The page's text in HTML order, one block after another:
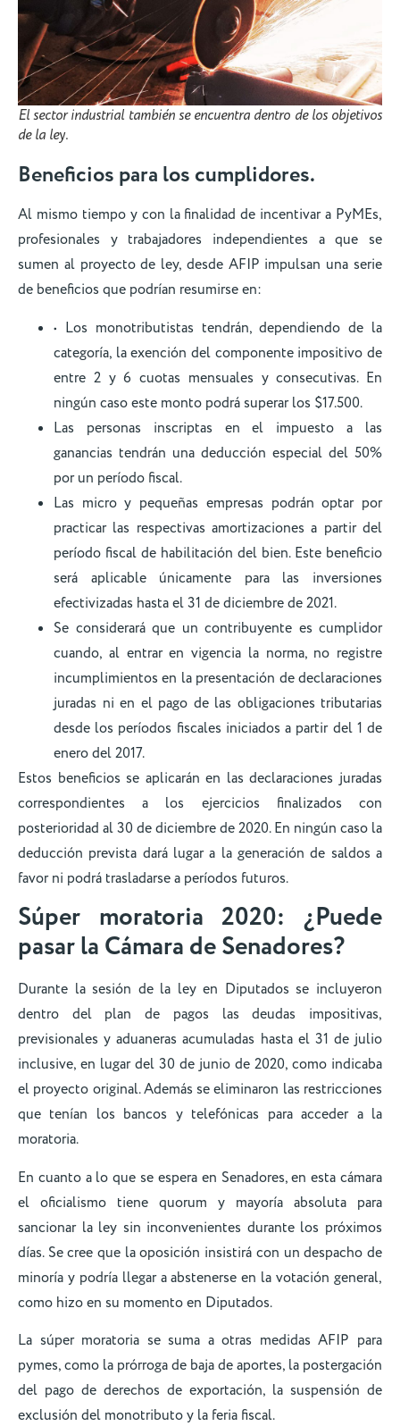
El sector industrial también se encuentra dentro de los objetivos
de la ley.
Beneficios para los cumplidores.
Al mismo tiempo y con la finalidad de incentivar a PyMEs,
profesionales y trabajadores independientes a que se
sumen al proyecto de ley, desde AFIP impulsan una serie
de beneficios que podrían resumirse en:
• Los monotributistas tendrán, dependiendo de la
categoría, la exención del componente impositivo de
entre 2 y 6 cuotas mensuales y consecutivas. En
ningún caso este monto podrá superar los $17.500.
Las personas inscriptas en el impuesto a las
ganancias tendrán una deducción especial del 50%
por un período fiscal.
Las micro y pequeñas empresas podrán optar por
practicar las respectivas amortizaciones a partir del
período fiscal de habilitación del bien. Este beneficio
será aplicable únicamente para las inversiones
efectivizadas hasta el 31 de diciembre de 2021.
Se considerará que un contribuyente es cumplidor
cuando, al entrar en vigencia la norma, no registre
incumplimientos en la presentación de declaraciones
juradas ni en el pago de las obligaciones tributarias
desde los períodos fiscales iniciados a partir del 1 de
enero del 2017.
Estos beneficios se aplicarán en las declaraciones juradas
correspondientes a los ejercicios finalizados con
posterioridad al 30 de diciembre de 2020. En ningún caso la
deducción prevista dará lugar a la generación de saldos a
favor ni podrá trasladarse a períodos futuros.
Súper moratoria 2020: ¿Puede
pasar la Cámara de Senadores?
Durante la sesión de la ley en Diputados se incluyeron
dentro del plan de pagos las deudas impositivas,
previsionales y aduaneras acumuladas hasta el 31 de julio
inclusive, en lugar del 30 de junio de 2020, como indicaba
el proyecto original. Además se eliminaron las restricciones
que tenían los bancos y telefónicas para acceder a la
moratoria.
En cuanto a lo que se espera en Senadores, en esta cámara
el oficialismo tiene quorum y mayoría absoluta para
sancionar la ley sin inconvenientes durante los próximos
días. Se cree que la oposición insistirá con un despacho de
minoría y podría llegar a abstenerse en la votación general,
como hizo en su momento en Diputados.
La súper moratoria se suma a otras medidas AFIP para
pymes, como la prórroga de baja de aportes, la postergación
del pago de derechos de exportación, la suspensión de
exclusión del monotributo y la feria fiscal.